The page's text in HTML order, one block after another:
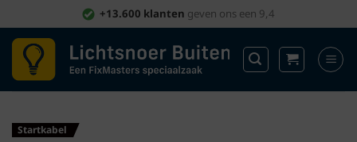
naar
inhoud
+13.600 klanten geven ons een 9,4
Startkabel